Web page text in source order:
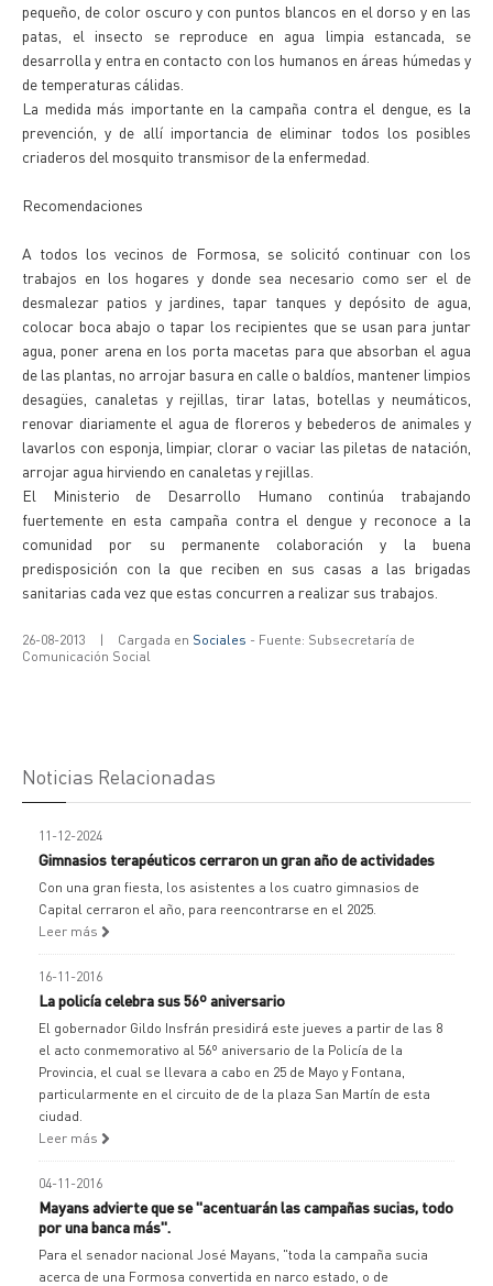
pequeño, de color oscuro y con puntos blancos en el dorso y en las
patas, el insecto se reproduce en agua limpia estancada, se
desarrolla y entra en contacto con los humanos en áreas húmedas y
de temperaturas cálidas.
La medida más importante en la campaña contra el dengue, es la
prevención, y de allí importancia de eliminar todos los posibles
criaderos del mosquito transmisor de la enfermedad.
Recomendaciones
A todos los vecinos de Formosa, se solicitó continuar con los
trabajos en los hogares y donde sea necesario como ser el de
desmalezar patios y jardines, tapar tanques y depósito de agua,
colocar boca abajo o tapar los recipientes que se usan para juntar
agua, poner arena en los porta macetas para que absorban el agua
de las plantas, no arrojar basura en calle o baldíos, mantener limpios
desagües, canaletas y rejillas, tirar latas, botellas y neumáticos,
renovar diariamente el agua de floreros y bebederos de animales y
lavarlos con esponja, limpiar, clorar o vaciar las piletas de natación,
arrojar agua hirviendo en canaletas y rejillas.
El Ministerio de Desarrollo Humano continúa trabajando
fuertemente en esta campaña contra el dengue y reconoce a la
comunidad por su permanente colaboración y la buena
predisposición con la que reciben en sus casas a las brigadas
sanitarias cada vez que estas concurren a realizar sus trabajos.
26-08-2013 | Cargada en Sociales - Fuente: Subsecretaría de
Comunicación Social
Noticias Relacionadas
11-12-2024
Gimnasios terapéuticos cerraron un gran año de actividades
Con una gran fiesta, los asistentes a los cuatro gimnasios de
Capital cerraron el año, para reencontrarse en el 2025.
Leer más
16-11-2016
La policía celebra sus 56º aniversario
El gobernador Gildo Insfrán presidirá este jueves a partir de las 8
el acto conmemorativo al 56º aniversario de la Policía de la
Provincia, el cual se llevara a cabo en 25 de Mayo y Fontana,
particularmente en el circuito de de la plaza San Martín de esta
ciudad.
Leer más
04-11-2016
Mayans advierte que se "acentuarán las campañas sucias, todo
por una banca más".
Para el senador nacional José Mayans, "toda la campaña sucia
acerca de una Formosa convertida en narco estado, o de